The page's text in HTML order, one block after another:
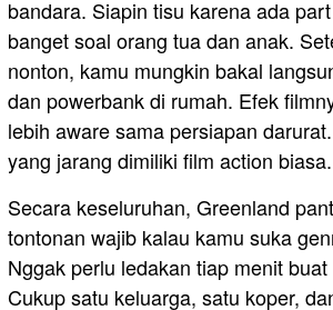
bandara. Siapin tisu karena ada
banget soal orang tua dan anak.
nonton, kamu mungkin bakal
dan powerbank di rumah. Efek
lebih aware sama persiapan
yang jarang dimiliki film action biasa.
Secara keseluruhan, Greenland
tontonan wajib kalau kamu suka
Nggak perlu ledakan tiap menit
Cukup satu keluarga, satu koper,